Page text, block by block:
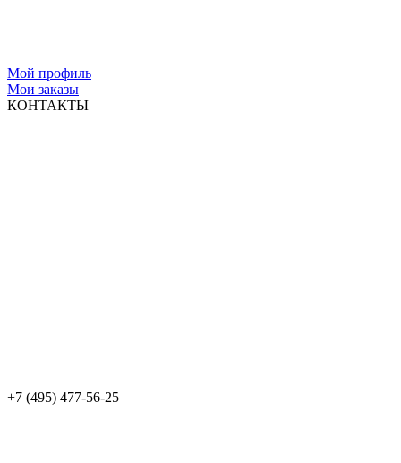
Мой профиль
Мои заказы
КОНТАКТЫ
+7 (495) 477-56-25